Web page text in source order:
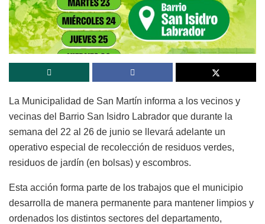
La Municipalidad de San Martín informa a los vecinos y
vecinas del Barrio San Isidro Labrador que durante la
semana del 22 al 26 de junio se llevará adelante un
operativo especial de recolección de residuos verdes,
residuos de jardín (en bolsas) y escombros.
Esta acción forma parte de los trabajos que el municipio
desarrolla de manera permanente para mantener limpios y
ordenados los distintos sectores del departamento,